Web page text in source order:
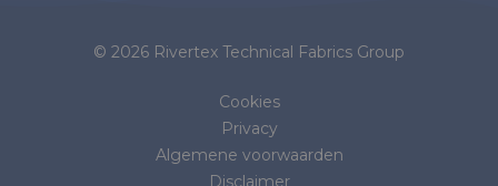
© 2026 Rivertex Technical Fabrics Group
Cookies
Privacy
Algemene voorwaarden
Disclaimer